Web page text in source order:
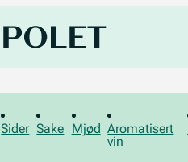
Sider Sake Mjød Aromatisert
vin